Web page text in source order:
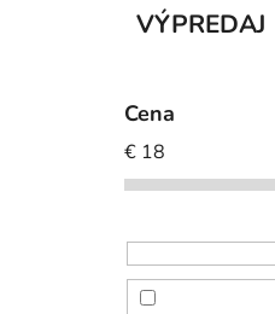
VÝPREDAJ
Cena
€ 18